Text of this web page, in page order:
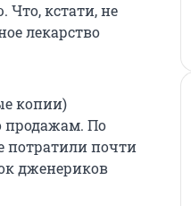
Что, кстати, не
лекарство
копии)
продажам. По
потратили почти
дженериков